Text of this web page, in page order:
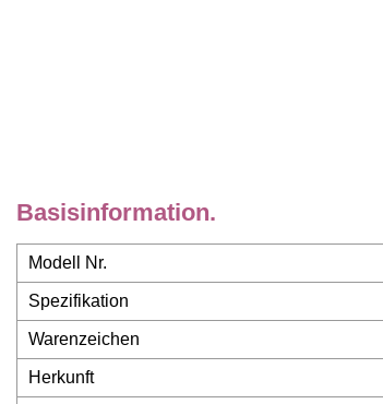
Basisinformation.
Modell Nr.
Spezifikation
Warenzeichen
Herkunft